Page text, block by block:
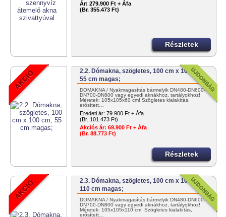
Ár: 279.900 Ft + Áfa
(Br. 355.473 Ft)
Részletek
2.2. Dómakna, szögletes, 100 cm x 100 cm,
55 cm magas;
DÓMAKNA / Nyakmagasítás bármelyik DN480-DN600-
DN700-DN800 vagy egyedi aknákhoz, tartályokhoz!
Méretek: 105x105x60 cm! Szögletes kialakítás,
erősített…
Eredeti ár: 79.900 Ft + Áfa
(Br. 101.473 Ft)
Akciós ár: 69.900 Ft + Áfa
(Br. 88.773 Ft)
Részletek
2.3. Dómakna, szögletes, 100 cm x 100 cm,
110 cm magas;
DÓMAKNA / Nyakmagasítás bármelyik DN480-DN600-
DN700-DN800 vagy egyedi aknákhoz, tartályokhoz!
Méretek: 105x105x110 cm! Szögletes kialakítás,
erősített…